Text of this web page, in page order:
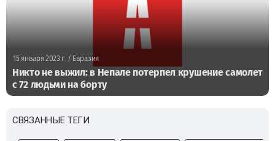
15 января 2023 г./ Евразия
Никто не выжил: в Непале потерпел крушение самолет
с 72 людьми на борту
СВЯЗАННЫЕ ТЕГИ